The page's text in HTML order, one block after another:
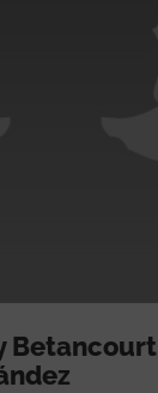
Betancourt